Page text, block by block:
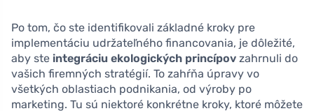
Po tom, čo ste identifikovali základné kroky pre
implementáciu udržateľného financovania, je dôležité,
aby ste integráciu ekologických princípov zahrnuli do
vašich firemných stratégií. To zahŕňa úpravy vo
všetkých oblastiach podnikania, od výroby po
marketing. Tu sú niektoré konkrétne kroky, ktoré môžete